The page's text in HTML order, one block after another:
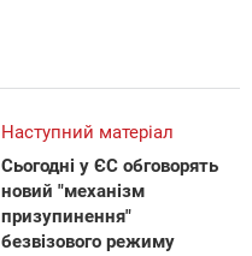
Наступний матеріал
Сьогодні у ЄС обговорять
новий "механізм
призупинення"
безвізового режиму